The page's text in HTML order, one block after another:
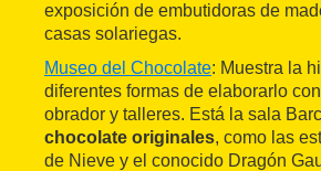
exposición de embutidoras de
casas solariegas.
Museo del Chocolate: Muestra la
diferentes formas de elaborarlo
obrador y talleres. Está la sala
chocolate originales, como las
de Nieve y el conocido Dragón